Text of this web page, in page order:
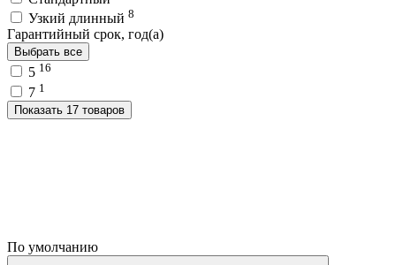
Узкий длинный 8
Гарантийный срок, год(а)
Выбрать все
5 16
7 1
Показать 17 товаров
По умолчанию